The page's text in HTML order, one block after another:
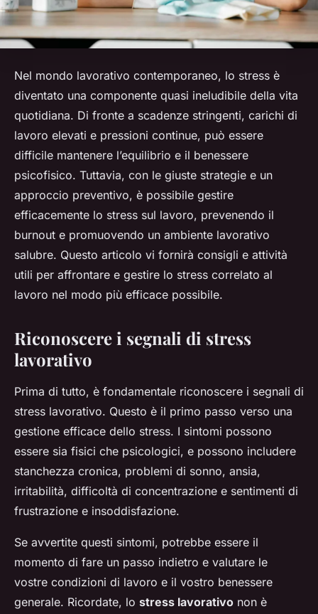
Nel mondo lavorativo contemporaneo, lo stress è
diventato una componente quasi ineludibile della vita
quotidiana. Di fronte a scadenze stringenti, carichi di
lavoro elevati e pressioni continue, può essere
difficile mantenere l’equilibrio e il benessere
psicofisico. Tuttavia, con le giuste strategie e un
approccio preventivo, è possibile gestire
efficacemente lo stress sul lavoro, prevenendo il
burnout e promuovendo un ambiente lavorativo
salubre. Questo articolo vi fornirà consigli e attività
utili per affrontare e gestire lo stress correlato al
lavoro nel modo più efficace possibile.
Riconoscere i segnali di stress
lavorativo
Prima di tutto, è fondamentale riconoscere i segnali di
stress lavorativo. Questo è il primo passo verso una
gestione efficace dello stress. I sintomi possono
essere sia fisici che psicologici, e possono includere
stanchezza cronica, problemi di sonno, ansia,
irritabilità, difficoltà di concentrazione e sentimenti di
frustrazione e insoddisfazione.
Se avvertite questi sintomi, potrebbe essere il
momento di fare un passo indietro e valutare le
vostre condizioni di lavoro e il vostro benessere
generale. Ricordate, lo stress lavorativo non è